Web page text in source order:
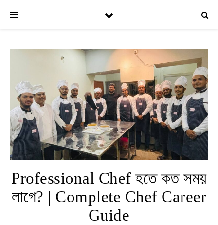
Professional Chef হতে কত সময়
লাগে? | Complete Chef Career
Guide